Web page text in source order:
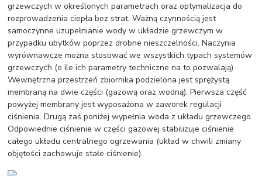
grzewczych w określonych parametrach oraz optymalizacja do
rozprowadzenia ciepła bez strat. Ważną czynnością jest
samoczynne uzupełnianie wody w układzie grzewczym w
przypadku ubytków poprzez drobne nieszczelności. Naczynia
wyrównawcze można stosować we wszystkich typach systemów
grzewczych (o ile ich parametry techniczne na to pozwalają).
Wewnętrzna przestrzeń zbiornika podzielona jest sprężystą
membraną na dwie części (gazową oraz wodną). Pierwsza część
powyżej membrany jest wyposażona w zaworek regulacji
ciśnienia. Drugą zaś poniżej wypełnia woda z układu grzewczego.
Odpowiednie ciśnienie w części gazowej stabilizuje ciśnienie
całego układu centralnego ogrzewania (układ w chwili zmiany
objętości zachowuje stałe ciśnienie).